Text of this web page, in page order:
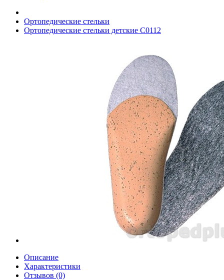
Ортопедические стельки
Ортопедические стельки детские С0112
Описание
Характеристики
Отзывов (0)